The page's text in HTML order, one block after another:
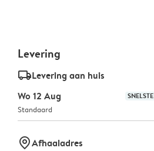
Levering
delivery_standard_v2Levering aan huis
Wo 12 Aug
SNELSTE
Standaard
marker-pinAfhaaladres